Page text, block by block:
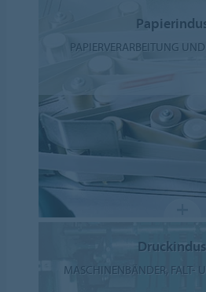
PAPIERVERARBEITUNG
MASCHINENBÄNDER, FALT-